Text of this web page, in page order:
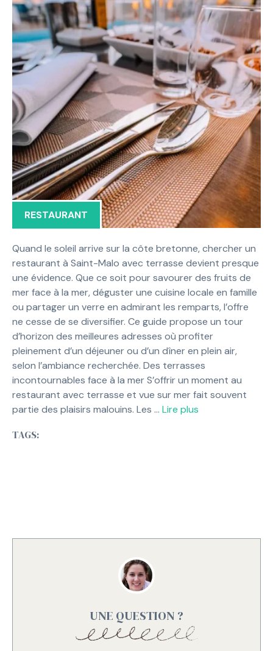
RESTAURANT
Quand le soleil arrive sur la côte bretonne, chercher un
restaurant à Saint-Malo avec terrasse devient presque
une évidence. Que ce soit pour savourer des fruits de
mer face à la mer, déguster une cuisine locale en famille
ou partager un verre en admirant les remparts, l’offre
ne cesse de se diversifier. Ce guide propose un tour
d’horizon des meilleures adresses où profiter
pleinement d’un déjeuner ou d’un dîner en plein air,
selon l’ambiance recherchée. Des terrasses
incontournables face à la mer S’offrir un moment au
restaurant avec terrasse et vue sur mer fait souvent
partie des plaisirs malouins. Les … Lire plus
TAGS:
UNE QUESTION ?